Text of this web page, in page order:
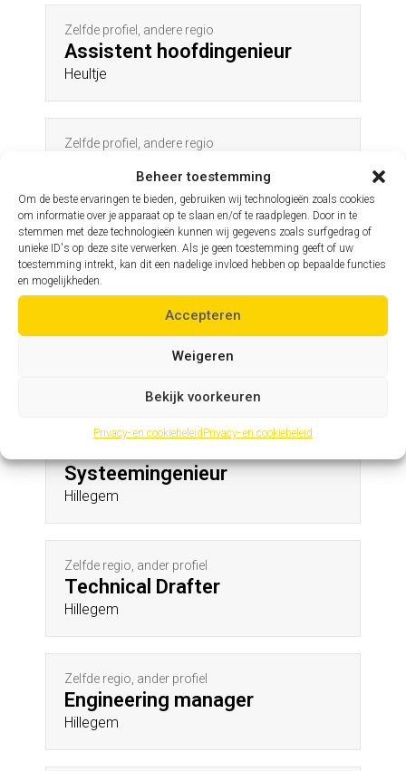
Beheer toestemming
Om de beste ervaringen te bieden, gebruiken wij technologieën zoals cookies
om informatie over je apparaat op te slaan en/of te raadplegen. Door in te
stemmen met deze technologieën kunnen wij gegevens zoals surfgedrag of
unieke ID's op deze site verwerken. Als je geen toestemming geeft of uw
toestemming intrekt, kan dit een nadelige invloed hebben op bepaalde functies
en mogelijkheden.
Accepteren
Weigeren
Bekijk voorkeuren
Privacy- en cookiebeleidPrivacy- en cookiebeleid
Zelfde profiel, andere regio
Assistent hoofdingenieur
Heultje
Zelfde profiel, andere regio
Zelfde profiel, andere regio
Assistent hoofdingenieur
Herfelingen
Andere profielen in deze regio
Systeemingenieur
Hillegem
Zelfde regio, ander profiel
Technical Drafter
Hillegem
Zelfde regio, ander profiel
Engineering manager
Hillegem